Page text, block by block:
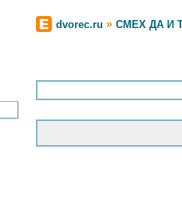
dvorec.ru » СМЕХ ДА И